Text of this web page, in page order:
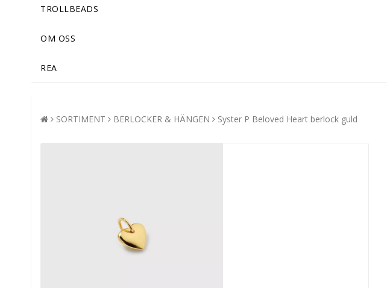
TROLLBEADS
OM OSS
REA
SORTIMENT BERLOCKER & HÄNGEN Syster P Beloved Heart berlock guld